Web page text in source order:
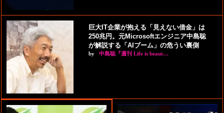
巨大IT企業が抱える「見えない借金」は
250兆円。元Microsoftエンジニア中島聡
が解説する「AIブーム」の危うい裏側
by 中島聡『週刊 Life is beaut…